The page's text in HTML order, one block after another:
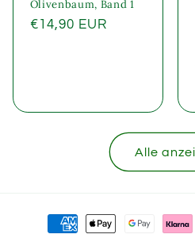
Olivenbaum, Band 1
Normaler
€14,90 EUR
Alle
Zahlungsmethoden